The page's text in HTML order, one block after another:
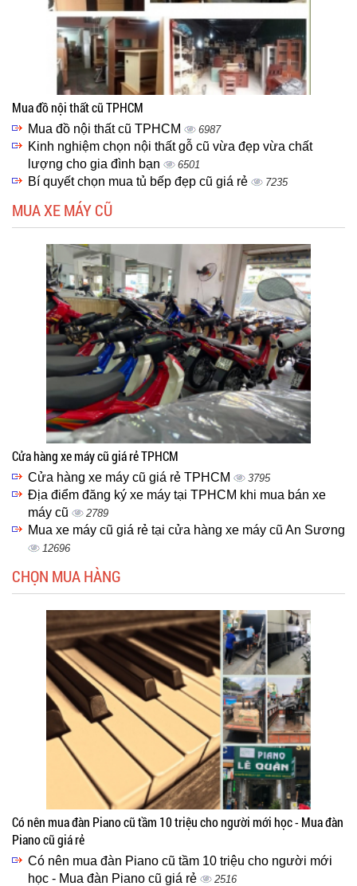
Mua đồ nội thất cũ TPHCM
Mua đồ nội thất cũ TPHCM 6987
Kinh nghiệm chọn nội thất gỗ cũ vừa đẹp vừa chất
lượng cho gia đình bạn
6501
Bí quyết chọn mua tủ bếp đẹp cũ giá rẻ 7235
MUA XE MÁY CŨ
Cửa hàng xe máy cũ giá rẻ TPHCM
Cửa hàng xe máy cũ giá rẻ TPHCM 3795
Địa điểm đăng ký xe máy tại TPHCM khi mua bán xe
máy cũ
2789
Mua xe máy cũ giá rẻ tại cửa hàng xe máy cũ An Sương
12696
CHỌN MUA HÀNG
Có nên mua đàn Piano cũ tầm 10 triệu cho người mới học - Mua đàn
Piano cũ giá rẻ
Có nên mua đàn Piano cũ tầm 10 triệu cho người mới
học - Mua đàn Piano cũ giá rẻ
2516